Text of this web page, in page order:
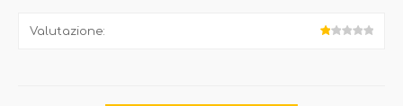
Valutazione: